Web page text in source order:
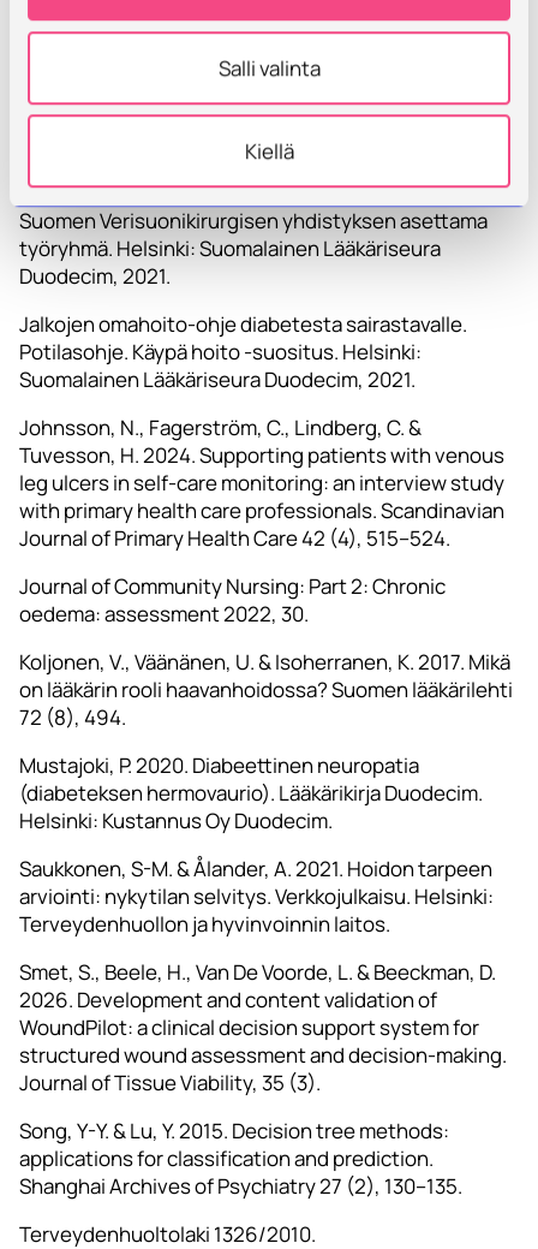
Salli valinta
Kiellä
Lähteet
Alaraajojen tukkiva valtimotauti. Käypä hoito -
suositus. Suomalaisen Lääkäriseuran Duodecimin ja
Suomen Verisuonikirurgisen yhdistyksen asettama
työryhmä. Helsinki: Suomalainen Lääkäriseura
Duodecim, 2021.
Jalkojen omahoito-ohje diabetesta sairastavalle.
Potilasohje. Käypä hoito -suositus. Helsinki:
Suomalainen Lääkäriseura Duodecim, 2021.
Johnsson, N., Fagerström, C., Lindberg, C. &
Tuvesson, H. 2024. Supporting patients with venous
leg ulcers in self-care monitoring: an interview study
with primary health care professionals. Scandinavian
Journal of Primary Health Care 42 (4), 515–524.
Journal of Community Nursing: Part 2: Chronic
oedema: assessment 2022, 30.
Koljonen, V., Väänänen, U. & Isoherranen, K. 2017. Mikä
on lääkärin rooli haavanhoidossa? Suomen lääkärilehti
72 (8), 494.
Mustajoki, P. 2020. Diabeettinen neuropatia
(diabeteksen hermovaurio). Lääkärikirja Duodecim.
Helsinki: Kustannus Oy Duodecim.
Saukkonen, S-M. & Ålander, A. 2021. Hoidon tarpeen
arviointi: nykytilan selvitys. Verkkojulkaisu. Helsinki:
Terveydenhuollon ja hyvinvoinnin laitos.
Smet, S., Beele, H., Van De Voorde, L. & Beeckman, D.
2026. Development and content validation of
WoundPilot: a clinical decision support system for
structured wound assessment and decision-making.
Journal of Tissue Viability, 35 (3).
Song, Y-Y. & Lu, Y. 2015. Decision tree methods:
applications for classification and prediction.
Shanghai Archives of Psychiatry 27 (2), 130–135.
Terveydenhuoltolaki 1326/2010.